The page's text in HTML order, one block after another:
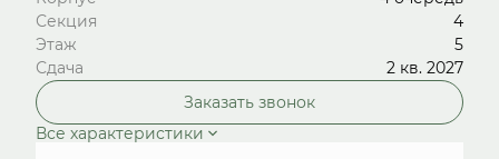
Секция
4
Этаж
5
Сдача
2 кв. 2027
Заказать звонок
Все характеристики